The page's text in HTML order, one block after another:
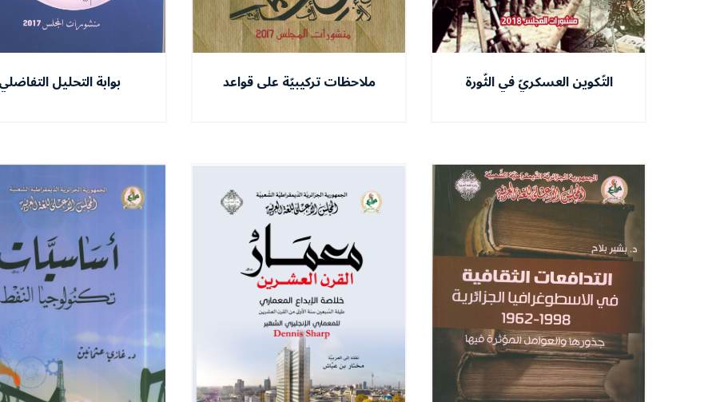
التّكوين العسكريّ في الثّورة ملاحظات تركيبيّة على قواعد بوابة التحليل